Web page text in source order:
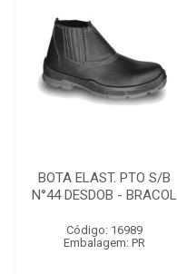
BOTA ELAST. PTO S/B
N°44 DESDOB - BRACOL
Código: 16989
Embalagem: PR